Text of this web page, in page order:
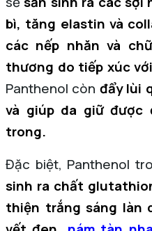
bì, tăng elastin và
các nếp nhăn và
thương do tiếp xúc
Panthenol còn đẩy lùi
và giúp da giữ
trong.
Đặc biệt, Panthenol
sinh ra chất
thiện trắng sáng làn